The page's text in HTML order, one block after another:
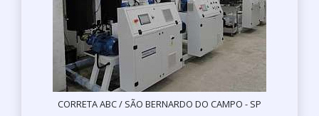
CORRETA ABC / SÃO BERNARDO DO CAMPO - SP